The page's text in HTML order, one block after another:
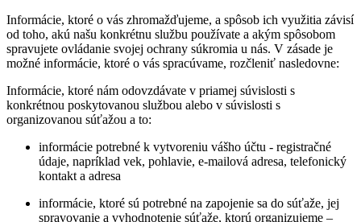
Informácie, ktoré o vás zhromažďujeme, a spôsob ich využitia závisí
od toho, akú našu konkrétnu službu používate a akým spôsobom
spravujete ovládanie svojej ochrany súkromia u nás. V zásade je
možné informácie, ktoré o vás spracúvame, rozčleniť nasledovne:
Informácie, ktoré nám odovzdávate v priamej súvislosti s
konkrétnou poskytovanou službou alebo v súvislosti s
organizovanou súťažou a to:
informácie potrebné k vytvoreniu vášho účtu - registračné
údaje, napríklad vek, pohlavie, e-mailová adresa, telefonický
kontakt a adresa
informácie, ktoré sú potrebné na zapojenie sa do súťaže, jej
spravovanie a vyhodnotenie súťaže, ktorú organizujeme –